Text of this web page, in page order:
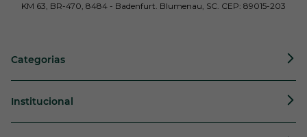
KM 63, BR-470, 8484 - Badenfurt. Blumenau, SC. CEP: 89015-203
Categorias
Institucional